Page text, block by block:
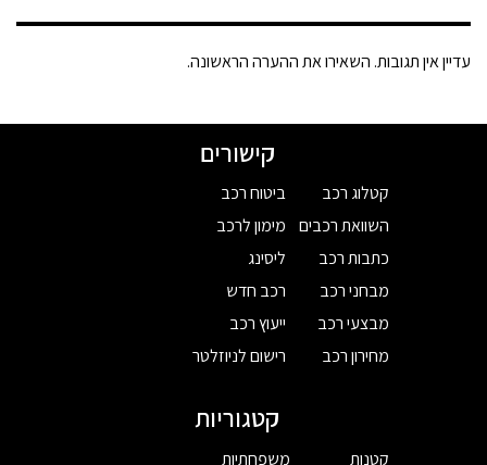
עדיין אין תגובות. השאירו את ההערה הראשונה.
קישורים
קטלוג רכב
השוואת רכבים
כתבות רכב
מבחני רכב
מבצעי רכב
מחירון רכב
ביטוח רכב
מימון לרכב
ליסינג
רכב חדש
ייעוץ רכב
רישום לניוזלטר
קטגוריות
קטנות
משפחתיות